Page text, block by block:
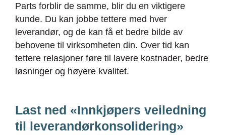
Parts forblir de samme, blir du en viktigere
kunde. Du kan jobbe tettere med hver
leverandør, og de kan få et bedre bilde av
behovene til virksomheten din. Over tid kan
tettere relasjoner føre til lavere kostnader, bedre
løsninger og høyere kvalitet.
Last ned «Innkjøpers veiledning
til leverandørkonsolidering»